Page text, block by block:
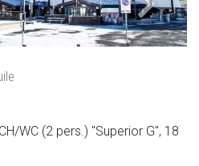
WC (2 pers.) "Superior G", 18